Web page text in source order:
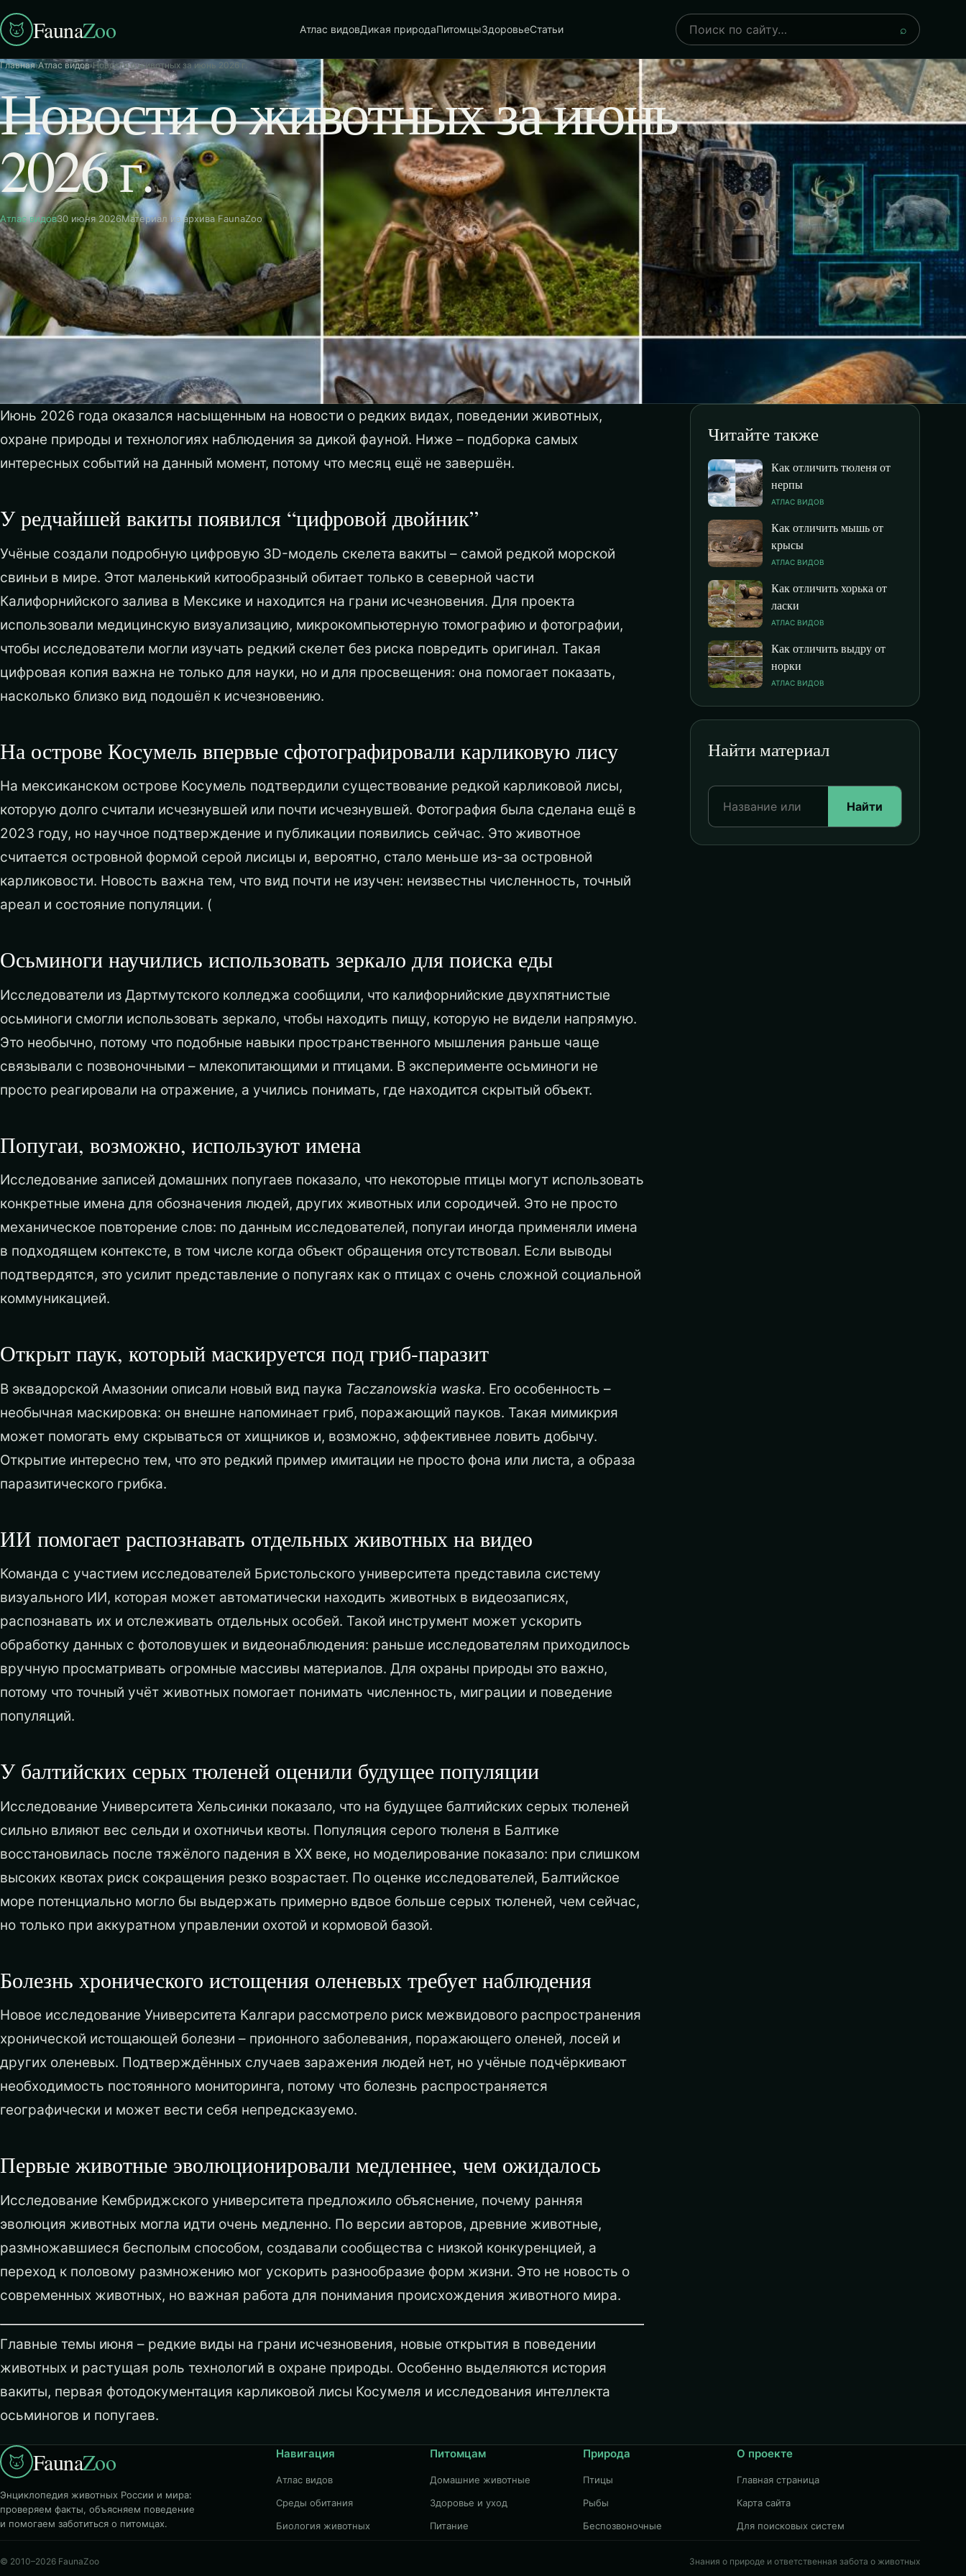
FaunaZoo Атлас видовДикая природаПитомцыЗдоровьеСтатьи
Поиск
⌕
Главная›Атлас видов›Новости о животных за июнь 2026 г.
Новости о животных за июнь
2026 г.
Атлас видов30 июня 2026Материал из архива FaunaZoo
Июнь 2026 года оказался насыщенным на новости о редких видах, поведении животных,
охране природы и технологиях наблюдения за дикой фауной. Ниже – подборка самых
интересных событий на данный момент, потому что месяц ещё не завершён.
У редчайшей вакиты появился “цифровой двойник”
Учёные создали подробную цифровую 3D-модель скелета вакиты – самой редкой морской
свиньи в мире. Этот маленький китообразный обитает только в северной части
Калифорнийского залива в Мексике и находится на грани исчезновения. Для проекта
использовали медицинскую визуализацию, микрокомпьютерную томографию и фотографии,
чтобы исследователи могли изучать редкий скелет без риска повредить оригинал. Такая
цифровая копия важна не только для науки, но и для просвещения: она помогает показать,
насколько близко вид подошёл к исчезновению.
На острове Косумель впервые сфотографировали карликовую лису
На мексиканском острове Косумель подтвердили существование редкой карликовой лисы,
которую долго считали исчезнувшей или почти исчезнувшей. Фотография была сделана ещё в
2023 году, но научное подтверждение и публикации появились сейчас. Это животное
считается островной формой серой лисицы и, вероятно, стало меньше из-за островной
карликовости. Новость важна тем, что вид почти не изучен: неизвестны численность, точный
ареал и состояние популяции. (
Осьминоги научились использовать зеркало для поиска еды
Исследователи из Дартмутского колледжа сообщили, что калифорнийские двухпятнистые
осьминоги смогли использовать зеркало, чтобы находить пищу, которую не видели напрямую.
Это необычно, потому что подобные навыки пространственного мышления раньше чаще
связывали с позвоночными – млекопитающими и птицами. В эксперименте осьминоги не
просто реагировали на отражение, а учились понимать, где находится скрытый объект.
Попугаи, возможно, используют имена
Исследование записей домашних попугаев показало, что некоторые птицы могут использовать
конкретные имена для обозначения людей, других животных или сородичей. Это не просто
механическое повторение слов: по данным исследователей, попугаи иногда применяли имена
в подходящем контексте, в том числе когда объект обращения отсутствовал. Если выводы
подтвердятся, это усилит представление о попугаях как о птицах с очень сложной социальной
коммуникацией.
Открыт паук, который маскируется под гриб-паразит
В эквадорской Амазонии описали новый вид паука Taczanowskia waska. Его особенность –
необычная маскировка: он внешне напоминает гриб, поражающий пауков. Такая мимикрия
может помогать ему скрываться от хищников и, возможно, эффективнее ловить добычу.
Открытие интересно тем, что это редкий пример имитации не просто фона или листа, а образа
паразитического грибка.
ИИ помогает распознавать отдельных животных на видео
Команда с участием исследователей Бристольского университета представила систему
визуального ИИ, которая может автоматически находить животных в видеозаписях,
распознавать их и отслеживать отдельных особей. Такой инструмент может ускорить
обработку данных с фотоловушек и видеонаблюдения: раньше исследователям приходилось
вручную просматривать огромные массивы материалов. Для охраны природы это важно,
потому что точный учёт животных помогает понимать численность, миграции и поведение
популяций.
У балтийских серых тюленей оценили будущее популяции
Исследование Университета Хельсинки показало, что на будущее балтийских серых тюленей
сильно влияют вес сельди и охотничьи квоты. Популяция серого тюленя в Балтике
восстановилась после тяжёлого падения в XX веке, но моделирование показало: при слишком
высоких квотах риск сокращения резко возрастает. По оценке исследователей, Балтийское
море потенциально могло бы выдержать примерно вдвое больше серых тюленей, чем сейчас,
но только при аккуратном управлении охотой и кормовой базой.
Болезнь хронического истощения оленевых требует наблюдения
Новое исследование Университета Калгари рассмотрело риск межвидового распространения
хронической истощающей болезни – прионного заболевания, поражающего оленей, лосей и
других оленевых. Подтверждённых случаев заражения людей нет, но учёные подчёркивают
необходимость постоянного мониторинга, потому что болезнь распространяется
географически и может вести себя непредсказуемо.
Первые животные эволюционировали медленнее, чем ожидалось
Исследование Кембриджского университета предложило объяснение, почему ранняя
эволюция животных могла идти очень медленно. По версии авторов, древние животные,
размножавшиеся бесполым способом, создавали сообщества с низкой конкуренцией, а
переход к половому размножению мог ускорить разнообразие форм жизни. Это не новость о
современных животных, но важная работа для понимания происхождения животного мира.
Главные темы июня – редкие виды на грани исчезновения, новые открытия в поведении
животных и растущая роль технологий в охране природы. Особенно выделяются история
вакиты, первая фотодокументация карликовой лисы Косумеля и исследования интеллекта
осьминогов и попугаев.
Читайте также
Как отличить тюленя от
нерпы
АТЛАС ВИДОВ
Как отличить мышь от
крысы
АТЛАС ВИДОВ
Как отличить хорька от
ласки
АТЛАС ВИДОВ
Как отличить выдру от
норки
АТЛАС ВИДОВ
Найти материал
Найти
FaunaZoo
Энциклопедия животных России и мира:
проверяем факты, объясняем поведение
и помогаем заботиться о питомцах.
Навигация
Атлас видов
Среды обитания
Биология животных
Питомцам
Домашние животные
Здоровье и уход
Питание
Природа
Птицы
Рыбы
Беспозвоночные
О проекте
Главная страница
Карта сайта
Для поисковых систем
© 2010–2026 FaunaZoo Знания о природе и ответственная забота о животных